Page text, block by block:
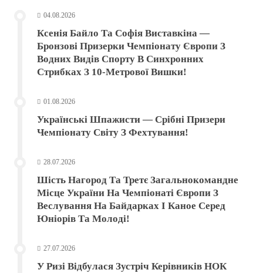
04.08.2026
Ксенія Байло Та Софія Виставкіна —
Бронзові Призерки Чемпіонату Європи З
Водних Видів Спорту В Синхронних
Стрибках З 10-Метрової Вишки!
01.08.2026
Українські Шпажисти — Срібні Призери
Чемпіонату Світу З Фехтування!
28.07.2026
Шість Нагород Та Третє Загальнокомандне
Місце України На Чемпіонаті Європи З
Веслування На Байдарках І Каное Серед
Юніорів Та Молоді!
27.07.2026
У Ризі Відбулася Зустріч Керівників НОК